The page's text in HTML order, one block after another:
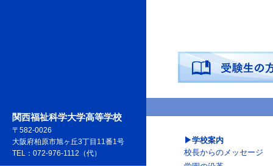
関西福祉科学大学高等学校
〒582-0026
大阪府柏原市旭ヶ丘3丁目11番1号
TEL：072-976-1112（代）
学校案内
校長からのメッセージ